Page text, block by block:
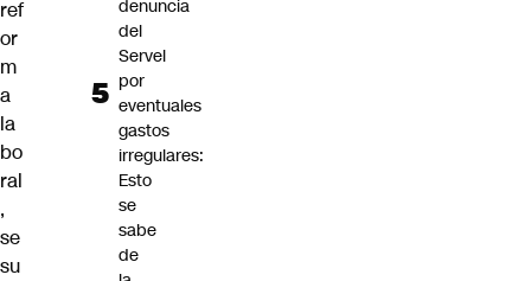
ref
or
m
a
la
bo
ral
,
se
su
denuncia
del
Servel
por
eventuales
gastos
irregulares:
Esto
se
sabe
de